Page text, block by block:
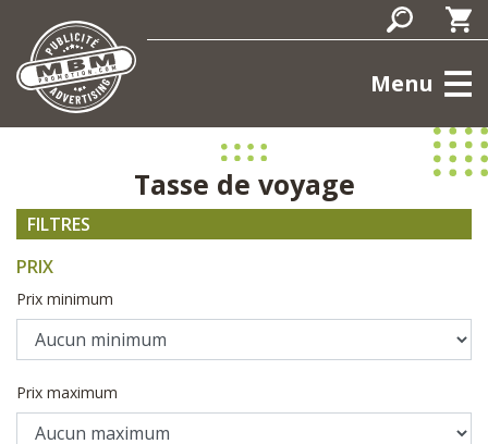
Menu
Tasse de voyage
FILTRES
PRIX
Prix minimum
Prix maximum